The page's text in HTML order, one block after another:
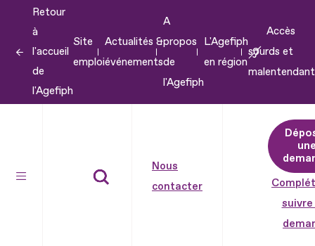
contenu
Retour
à
l'accueil
de
l'Agefiph
Site
emploi
Actualités &
événements
A
propos
de
l'Agefiph
L'Agefiph
en région
Accès
sourds et
Nous
contacter
suivre